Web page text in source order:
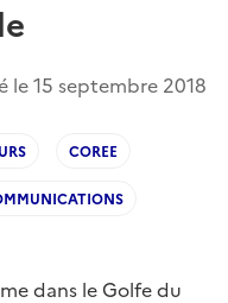
le15 septembre 2018
COREE
dans le Golfe du